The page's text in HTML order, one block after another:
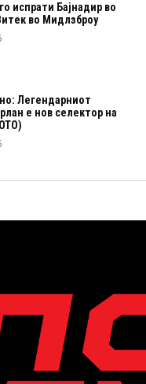
испрати Бајнадир во
во Мидлзброу
Легендарниот
е нов селектор на